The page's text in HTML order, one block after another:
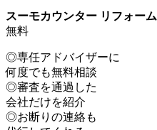
スーモカウンター リフォーム
無料
◎専任アドバイザーに
何度でも無料相談
◎審査を通過した
会社だけを紹介
◎お断りの連絡も